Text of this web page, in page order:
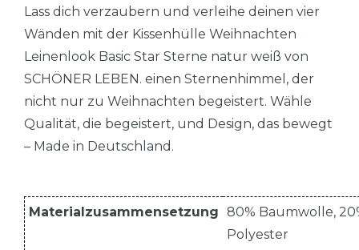
Lass dich verzaubern und verleihe deinen vier
Wänden mit der Kissenhülle Weihnachten
Leinenlook Basic Star Sterne natur weiß von
SCHÖNER LEBEN. einen Sternenhimmel, der
nicht nur zu Weihnachten begeistert. Wähle
Qualität, die begeistert, und Design, das bewegt
– Made in Deutschland.
Materialzusammensetzung 80% Baumwolle,
Polyester